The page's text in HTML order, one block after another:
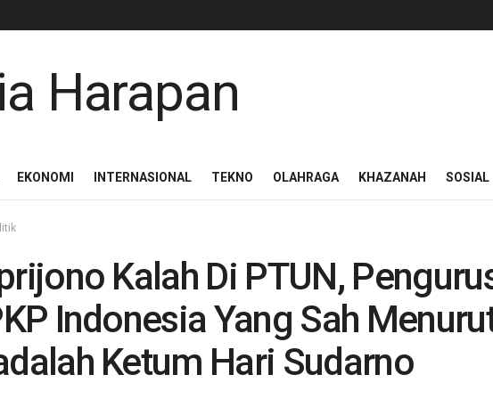
EKONOMI INTERNASIONAL TEKNO OLAHRAGA KHAZANAH SOSIAL
Kalah Di PTUN,
Indonesia Yang Sah
Ketum Hari Sudarno